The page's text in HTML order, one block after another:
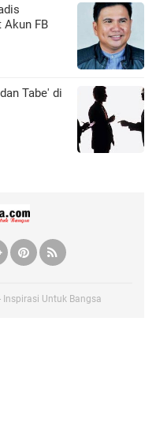
Akun FB
Tabe' di
Inspirasi Untuk Bangsa